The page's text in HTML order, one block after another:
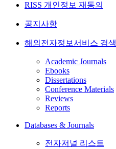
RISS 개인정보 재동의
공지사항
해외전자정보서비스 검색
Academic Journals
Ebooks
Dissertations
Conference Materials
Reviews
Reports
Databases & Journals
전자저널 리스트